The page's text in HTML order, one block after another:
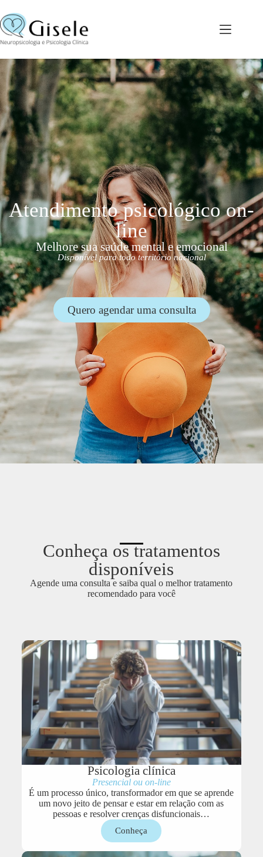
Atendimento psicológico on-
line
Melhore sua saúde mental e emocional
Disponível para todo território nacional
Quero agendar uma consulta
Conheça os tratamentos
disponíveis
Agende uma consulta e saiba qual o melhor tratamento
recomendado para você
Psicologia clínica
Presencial ou on-line
É um processo único, transformador em que se aprende
um novo jeito de pensar e estar em relação com as
pessoas e resolver crenças disfuncionais…
Conheça